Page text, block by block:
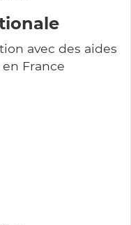
avec des aides
France